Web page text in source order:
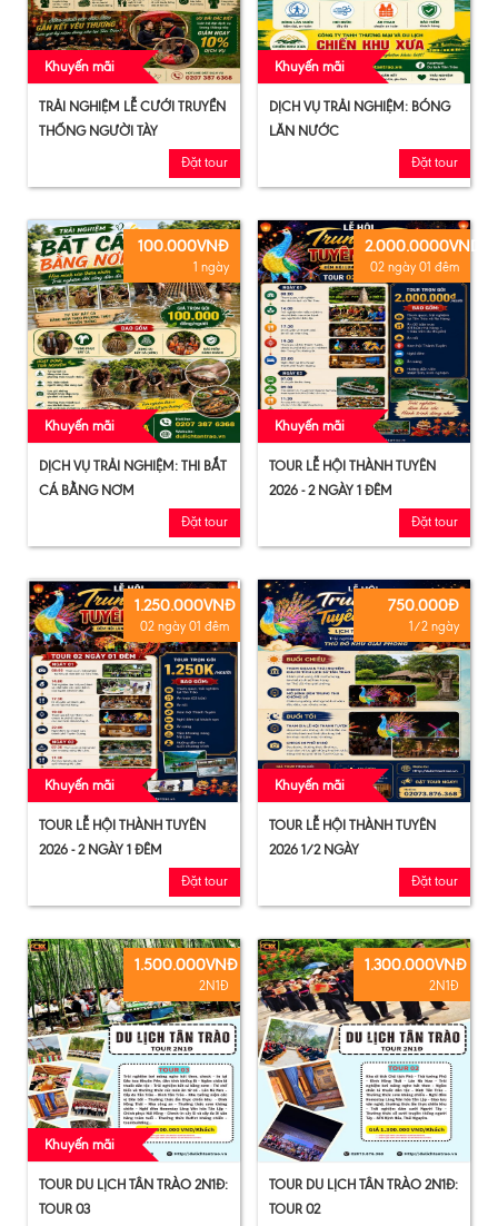
Khuyến mãi
TRẢI NGHIỆM LỄ CƯỚI TRUYỀN
THỐNG NGƯỜI TÀY
Đặt tour
Khuyến mãi
DỊCH VỤ TRẢI NGHIỆM: BÓNG
LĂN NƯỚC
Đặt tour
Khuyến mãi
100.000VNĐ
1 ngày
DỊCH VỤ TRẢI NGHIỆM: THI BẮT
CÁ BẰNG NƠM
Đặt tour
Khuyến mãi
2.000.0000VND
02 ngày 01 đêm
TOUR LỄ HỘI THÀNH TUYÊN
2026 - 2 NGÀY 1 ĐÊM
Đặt tour
Khuyến mãi
1.250.000VNĐ
02 ngày 01 đêm
TOUR LỄ HỘI THÀNH TUYÊN
2026 - 2 NGÀY 1 ĐÊM
Đặt tour
Khuyến mãi
750.000Đ
1/2 ngày
TOUR LỄ HỘI THÀNH TUYÊN
2026 1/2 NGÀY
Đặt tour
Khuyến mãi
1.500.000VNĐ
2N1Đ
TOUR DU LỊCH TÂN TRÀO 2N1Đ:
TOUR 03
1.300.000VNĐ
2N1Đ
TOUR DU LỊCH TÂN TRÀO 2N1Đ:
TOUR 02